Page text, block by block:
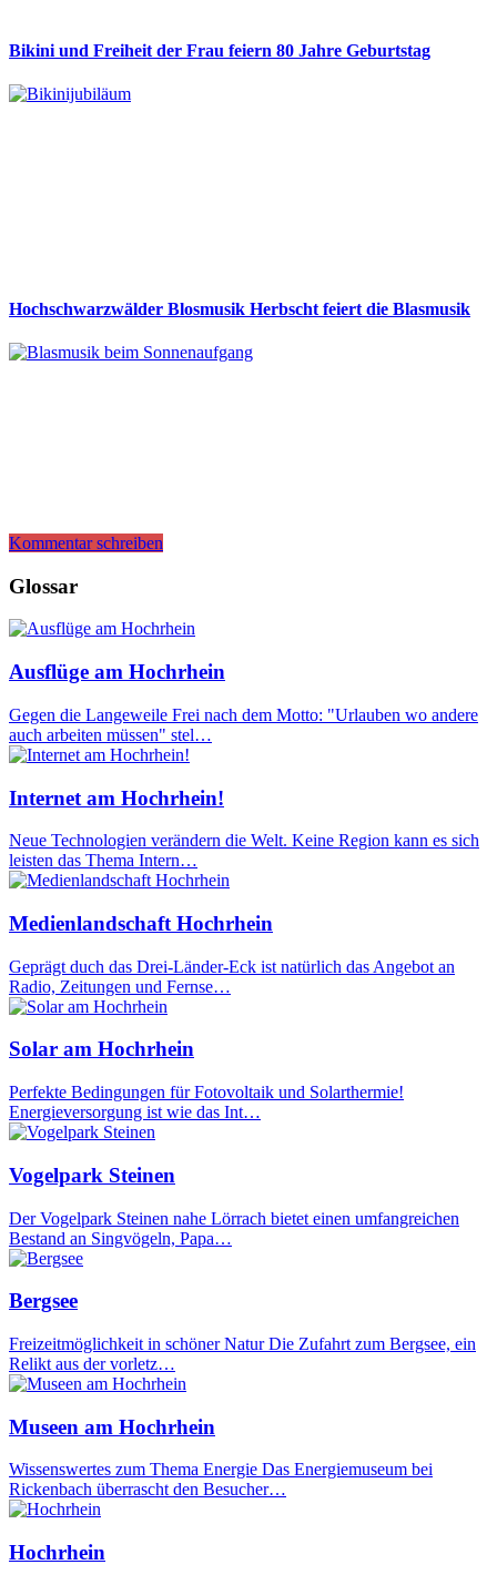
Bikini und Freiheit der Frau feiern 80 Jahre Geburtstag
Hochschwarzwälder Blosmusik Herbscht feiert die Blasmusik
Kommentar schreiben
Glossar
Ausflüge am Hochrhein
Gegen die Langeweile Frei nach dem Motto: "Urlauben wo andere
auch arbeiten müssen" stel…
Internet am Hochrhein!
Neue Technologien verändern die Welt. Keine Region kann es sich
leisten das Thema Intern…
Medienlandschaft Hochrhein
Geprägt duch das Drei-Länder-Eck ist natürlich das Angebot an
Radio, Zeitungen und Fernse…
Solar am Hochrhein
Perfekte Bedingungen für Fotovoltaik und Solarthermie!
Energieversorgung ist wie das Int…
Vogelpark Steinen
Der Vogelpark Steinen nahe Lörrach bietet einen umfangreichen
Bestand an Singvögeln, Papa…
Bergsee
Freizeitmöglichkeit in schöner Natur Die Zufahrt zum Bergsee, ein
Relikt aus der vorletz…
Museen am Hochrhein
Wissenswertes zum Thema Energie Das Energiemuseum bei
Rickenbach überrascht den Besucher…
Hochrhein